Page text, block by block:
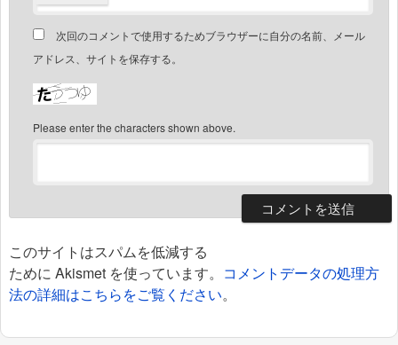
次回のコメントで使用するためブラウザーに自分の名前、メール
アドレス、サイトを保存する。
Please enter the characters shown above.
このサイトはスパムを低減する
ために Akismet を使っています。 コメントデータの処理方
法の詳細はこちらをご覧ください。